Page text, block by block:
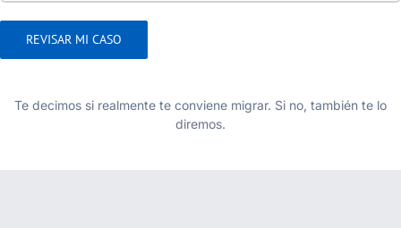
Te decimos si realmente te conviene migrar. Si no, también te lo
diremos.